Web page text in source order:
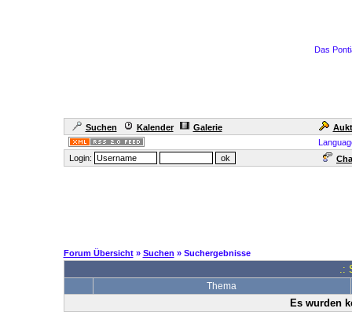
Das
Suchen Kalender Galerie
Login:
Forum Übersicht» Suchen » Suchergebnisse
.:
Thema
Es wurden